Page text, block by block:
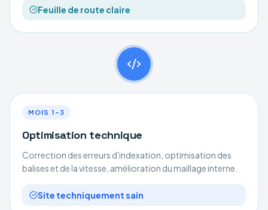
Feuille de route claire
MOIS 1–3
Optimisation technique
Correction des erreurs d'indexation, optimisation des
balises et de la vitesse, amélioration du maillage interne.
Site techniquement sain